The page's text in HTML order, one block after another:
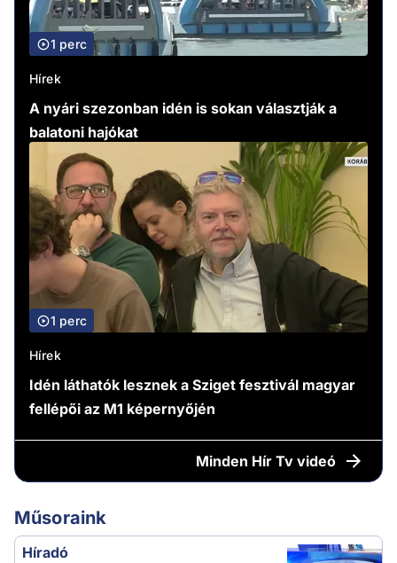
1 perc
Hírek
A nyári szezonban idén is sokan választják a
balatoni hajókat
1 perc
Hírek
Idén láthatók lesznek a Sziget fesztivál magyar
fellépői az M1 képernyőjén
Minden Hír Tv videó
Műsoraink
Híradó